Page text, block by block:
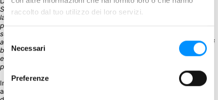
raccolto dal tuo utilizzo dei loro servizi.
del
consenso
Necessari
Preferenze
Sta per iniziare il boom dell'Età Industriale, hai bisogno di più
lavoratori per le tue fabbriche e hai anche bisogno di più lavoratori
per costruire i binari ed espandere la tua rete ferroviaria. Questo, a
sua volta, ti consentirà di consegnare le merci dalle tue fabbriche
alle città che ne faranno richiesta. Ma non dimenticare di destinare i
beni per gli appalti pubblici più redditizi, perché quando viene
effettuato il collegamento con Trieste, ciò che conta è il tuo
patrimonio netto.
Imperial Steam è un gioco economico e di gestione della logistica
altamente strategico ma accessibile, nel quale prendere decisioni